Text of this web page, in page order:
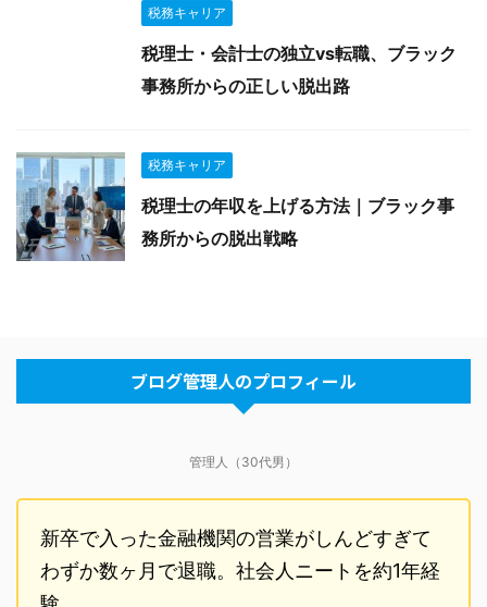
税務キャリア
税理士・会計士の独立vs転職、ブラック
事務所からの正しい脱出路
税務キャリア
税理士の年収を上げる方法｜ブラック事
務所からの脱出戦略
ブログ管理人のプロフィール
管理人（30代男）
新卒で入った金融機関の営業がしんどすぎて
わずか数ヶ月で退職。社会人ニートを約1年経